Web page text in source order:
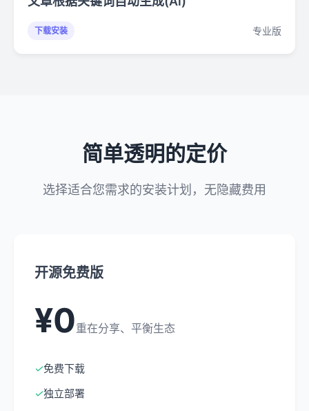
下载安装 专业版
简单透明的定价
选择适合您需求的安装计划，无隐藏费用
开源免费版
¥0重在分享、平衡生态
✓免费下载
✓独立部署